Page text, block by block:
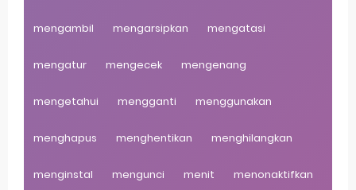
mengambil mengarsipkan mengatasi
mengatur mengecek mengenang
mengetahui mengganti menggunakan
menghapus menghentikan menghilangkan
menginstal mengunci menit menonaktifkan